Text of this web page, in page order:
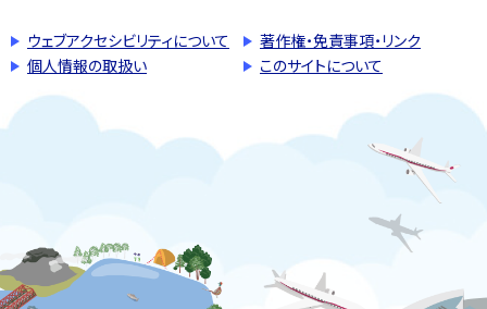
ウェブアクセシビリティについて
著作権・免責事項・リンク
個人情報の取扱い
このサイトについて